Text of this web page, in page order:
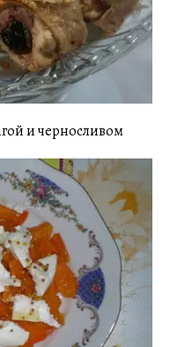
и черносливом